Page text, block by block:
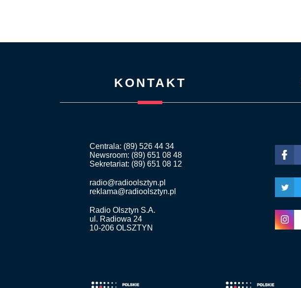
KONTAKT
Centrala: (89) 526 44 34
Newsroom: (89) 651 08 48
Sekretariat: (89) 651 08 12
radio@radioolsztyn.pl
reklama@radioolsztyn.pl
Radio Olsztyn S.A.
ul. Radiowa 24
10-206 OLSZTYN